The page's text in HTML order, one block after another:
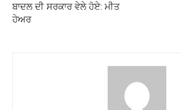
ਬਾਦਲ ਦੀ ਸਰਕਾਰ ਵੇਲੇ ਹੋਏ: ਮੀਤ
ਹੇਅਰ